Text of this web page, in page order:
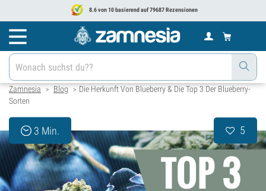
8.6 von 10 basierend auf 79687 Rezensionen
Zamnesia > Blog > Die Herkunft Von Blueberry & Die Top 3 Der Blueberry-
Sorten
3 Min. 5